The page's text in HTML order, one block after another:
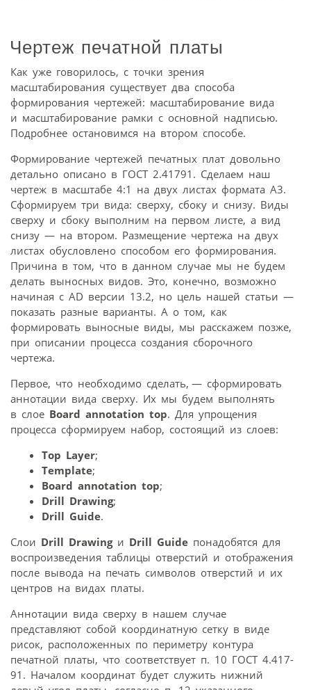
Чертеж печатной платы
Как уже говорилось, с точки зрения
масштабирования существует два способа
формирования чертежей: масштабирование вида
и масштабирование рамки с основной надписью.
Подробнее остановимся на втором способе.
Формирование чертежей печатных плат довольно
детально описано в ГОСТ 2.417­91. Сделаем наш
чертеж в масштабе 4:1 на двух листах формата А3.
Сформируем три вида: сверху, сбоку и снизу. Виды
сверху и сбоку выполним на первом листе, а вид
снизу — на втором. Размещение чертежа на двух
листах обусловлено способом его формирования.
Причина в том, что в данном случае мы не будем
делать выносных видов. Это, конечно, возможно
начиная с AD версии 13.2, но цель нашей статьи —
показать разные варианты. А о том, как
формировать выносные виды, мы расскажем позже,
при описании процесса создания сборочного
чертежа.
Первое, что необходимо сделать, — сформировать
аннотации вида сверху. Их мы будем выполнять
в слое Board annotation top. Для упрощения
процесса сформируем набор, состоящий из слоев:
Top Layer;
Template;
Board annotation top;
Drill Drawing;
Drill Guide.
Слои Drill Drawingи Drill Guide понадобятся для
воспроизведения таблицы отверстий и отображения
после вывода на печать символов отверстий и их
центров на видах платы.
Аннотации вида сверху в нашем случае
представляют собой координатную сетку в виде
рисок, расположенных по периметру контура
печатной платы, что соответствует п. 10 ГОСТ 4.417­
91. Началом координат будет служить нижний